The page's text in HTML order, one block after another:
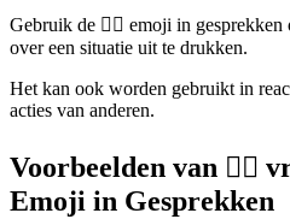
Gebruik de 🤦‍♀️ emoji in
over een situatie uit te drukken.
Het kan ook worden gebruikt in
acties van anderen.
Voorbeelden van 🤦‍♀️
Emoji in Gesprekken